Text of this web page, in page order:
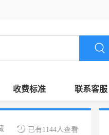
收费标准 联系客服
已有1144人查看